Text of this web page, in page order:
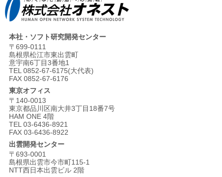
本社・ソフト研究開発センター
〒699-0111
島根県松江市東出雲町
意宇南6丁目3番地1
TEL 0852-67-6175(大代表)
FAX 0852-67-6176
東京オフィス
〒140-0013
東京都品川区南大井3丁目18番7号
HAM ONE 4階
TEL 03-6436-8921
FAX 03-6436-8922
出雲開発センター
〒693-0001
島根県出雲市今市町115-1
NTT西日本出雲ビル 2階